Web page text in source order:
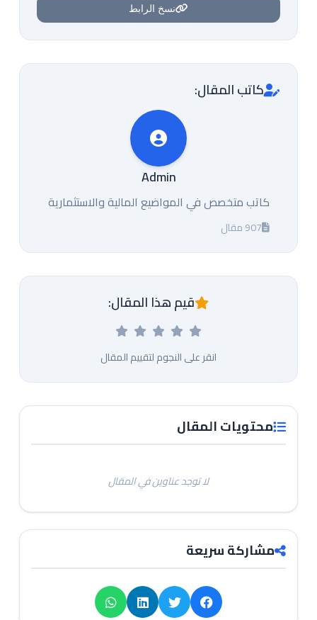
نسخ الرابط
كاتب المقال:
Admin
كاتب متخصص في المواضيع المالية والاستثمارية
907 مقال
قيم هذا المقال:
انقر على النجوم لتقييم المقال
محتويات المقال
لا توجد عناوين في المقال
مشاركة سريعة